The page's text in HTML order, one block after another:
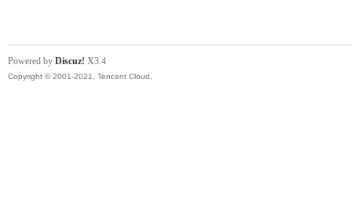
Powered by Discuz! X3.4
Copyright © 2001-2021, Tencent Cloud.